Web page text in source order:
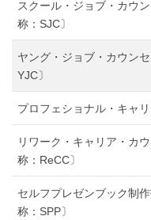
スクール・ジョブ・カウ
称：SJC〕
ヤング・ジョブ・カウン
YJC〕
プロフェショナル・キャ
リワーク・キャリア・カ
称：ReCC〕
セルフプレゼンブック制
称：SPP〕